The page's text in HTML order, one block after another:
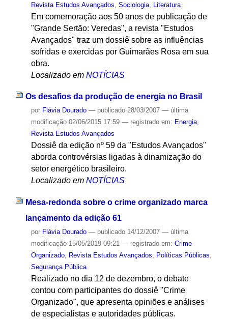
Revista Estudos Avançados Sociologia, Literatura
Em comemoração aos 50 anos de publicação de
"Grande Sertão: Veredas", a revista "Estudos
Avançados" traz um dossiê sobre as influências
sofridas e exercidas por Guimarães Rosa em sua
obra.
Localizado em NOTÍCIAS
Os desafios da produção de energia no Brasil
por Flávia Dourado — publicado28/03/2007 — última
modificação02/06/2015 17:59 — registrado em: Energia,
Revista Estudos Avançados
Dossiê da edição nº 59 da "Estudos Avançados"
aborda controvérsias ligadas à dinamização do
setor energético brasileiro.
Localizado em NOTÍCIAS
Mesa-redonda sobre o crime organizado marca
lançamento da edição 61
por Flávia Dourado — publicado14/12/2007 — última
modificação15/05/2019 09:21 — registrado em: Crime
Organizado, Revista Estudos Avançados, Políticas Públicas,
Segurança Pública
Realizado no dia 12 de dezembro, o debate
contou com participantes do dossiê "Crime
Organizado", que apresenta opiniões e análises
de especialistas e autoridades públicas.